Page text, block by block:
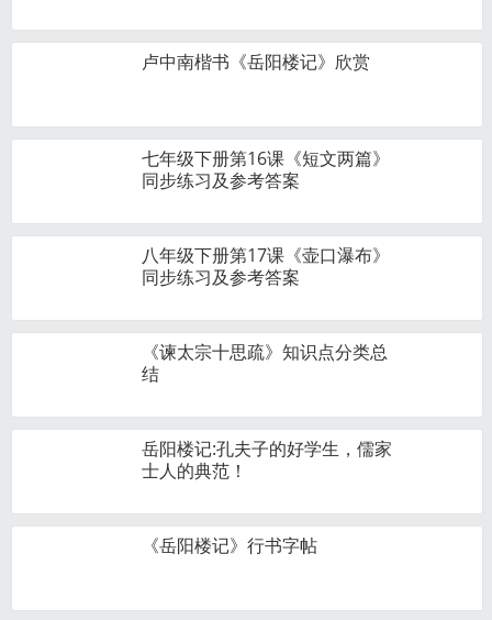
卢中南楷书《岳阳楼记》欣赏
七年级下册第16课《短文两篇》
同步练习及参考答案
八年级下册第17课《壶口瀑布》
同步练习及参考答案
《谏太宗十思疏》知识点分类总
结
岳阳楼记:孔夫子的好学生，儒家
士人的典范！
《岳阳楼记》行书字帖